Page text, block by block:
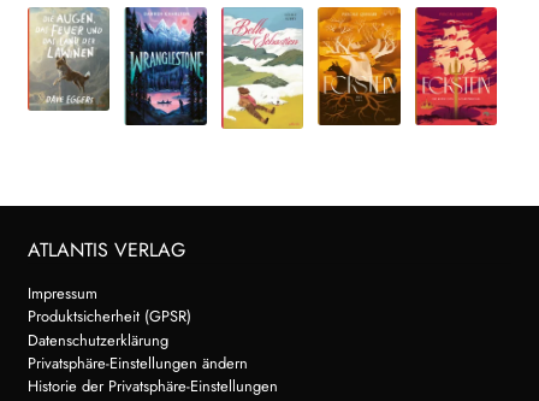
ATLANTIS VERLAG
Impressum
Produktsicherheit (GPSR)
Datenschutzerklärung
Privatsphäre-Einstellungen ändern
Historie der Privatsphäre-Einstellungen